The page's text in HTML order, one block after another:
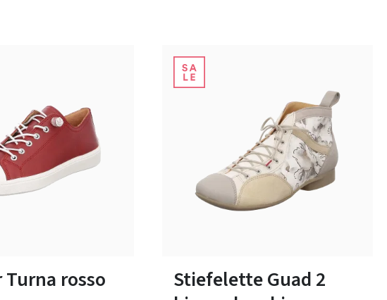
Turna rosso
Stiefelette Guad 2